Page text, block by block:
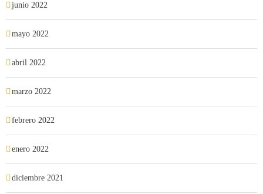
junio 2022
mayo 2022
abril 2022
marzo 2022
febrero 2022
enero 2022
diciembre 2021